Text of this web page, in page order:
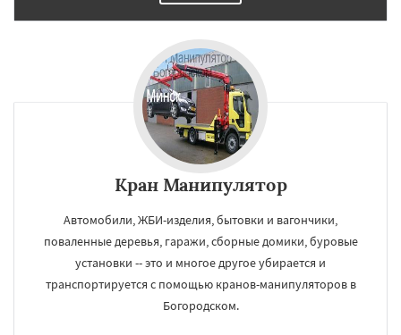
Кран Манипулятор
Автомобили, ЖБИ-изделия, бытовки и вагончики,
поваленные деревья, гаражи, сборные домики, буровые
установки -- это и многое другое убирается и
транспортируется с помощью кранов-манипуляторов в
Богородском.